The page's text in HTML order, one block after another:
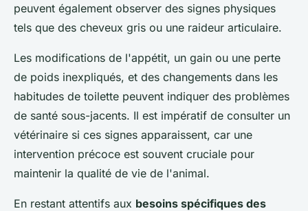
peuvent également observer des signes physiques
tels que des cheveux gris ou une raideur articulaire.
Les modifications de l'appétit, un gain ou une perte
de poids inexpliqués, et des changements dans les
habitudes de toilette peuvent indiquer des problèmes
de santé sous-jacents. Il est impératif de consulter un
vétérinaire si ces signes apparaissent, car une
intervention précoce est souvent cruciale pour
maintenir la qualité de vie de l'animal.
En restant attentifs aux besoins spécifiques des